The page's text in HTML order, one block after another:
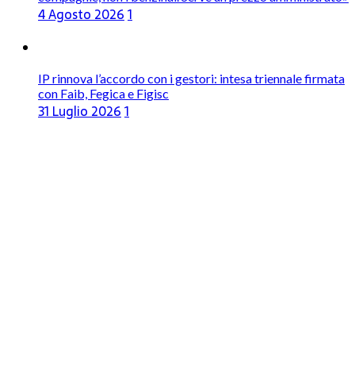
4 Agosto 20261
IP rinnova l’accordo con i gestori: intesa triennale firmata
con Faib, Fegica e Figisc
31 Luglio 20261